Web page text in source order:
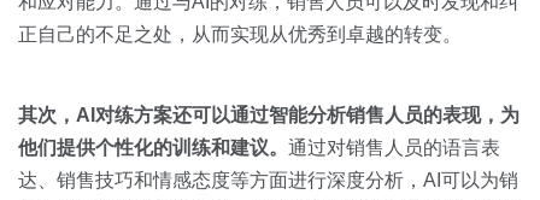
培训辅导
正自己的不足之处，从而实现从优秀到卓越的转变。
其次， AI 对练方案还可以通过智能分析销售人员的表现，为
他们提供个性化的训练和建议。 通过对销售人员的语言表
达、销售技巧和情感态度等方面进行深度分析，AI可以为销